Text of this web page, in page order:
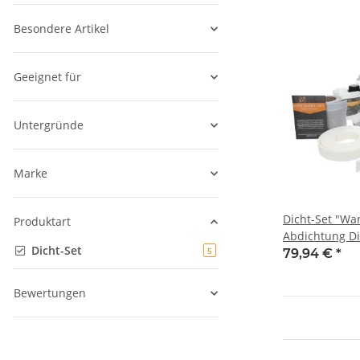
Dicht-Set
Abdichtung
für
79,94 € *
Besondere Artikel
Geeignet für
Untergründe
Marke
Produktart
Dicht-Set
5Artikel gefunden
Bewertungen